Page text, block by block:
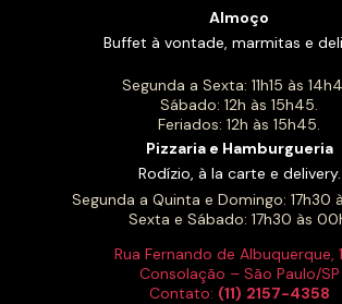
Almoço
Buffet à vontade, marmitas e
Segunda a Sexta: 11h15 às
Sábado: 12h às 15h45.
Feriados: 12h às 15h45.
Pizzaria e Hamburgueria
Rodízio, à la carte e delivery.
Segunda a Quinta e Domingo: 17h30
Sexta e Sábado: 17h30 às
Rua Fernando de Albuquerque,
Consolação – São Paulo/SP
Contato: (11) 2157-4358